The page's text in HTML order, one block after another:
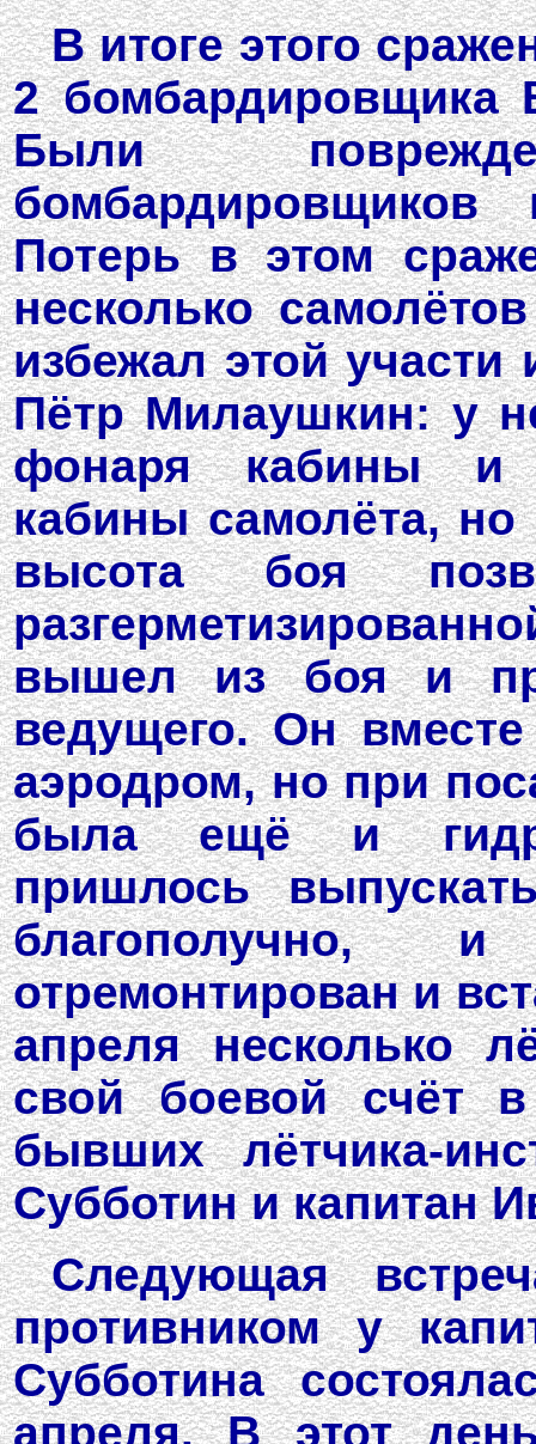
В итоге этого
2 бомбардировщика
Были
бомбардировщиков
Потерь в этом
несколько
избежал этой
Пётр Милаушкин: у
фонаря кабины и
кабины самолёта,
высота боя
вышел из боя и
ведущего. Он
аэродром, но при
была ещё и
пришлось
благополучно,
отремонтирован и
апреля несколько
свой боевой счёт
бывших лётчика-
Субботин и капитан
Следующая
противником у
Субботина
апреля. В этот